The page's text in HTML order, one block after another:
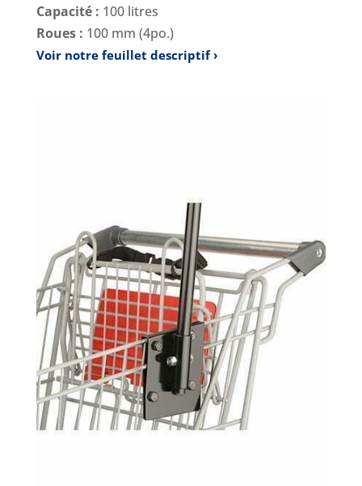
Capacité : 100 litres
Roues : 100 mm (4po.)
Voir notre feuillet descriptif